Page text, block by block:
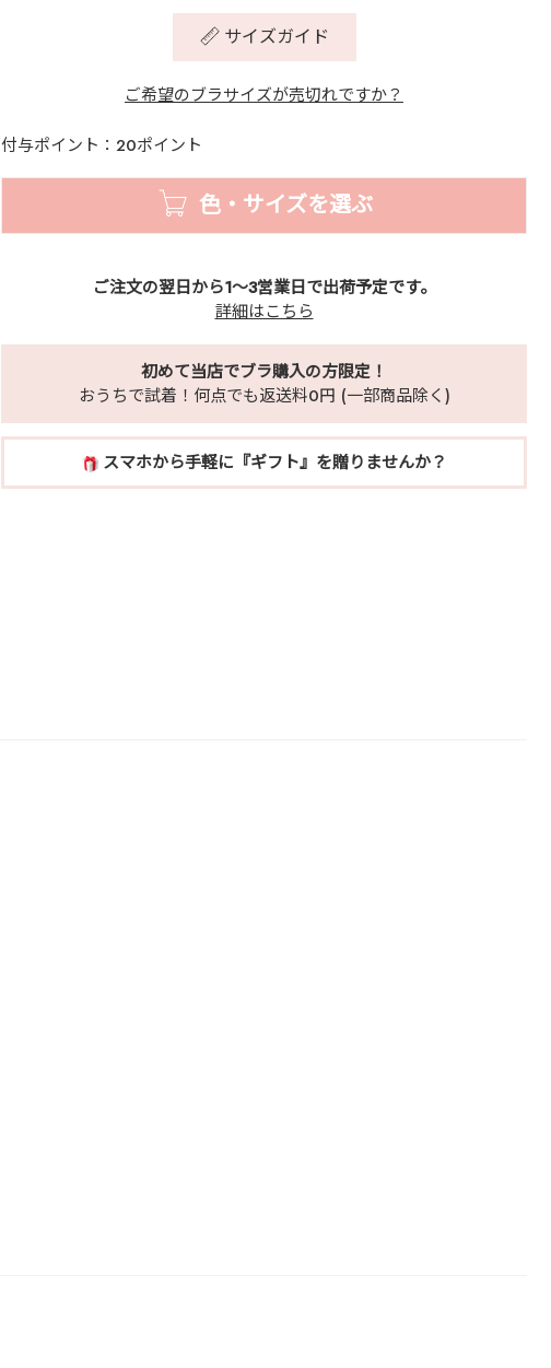
サイズガイド
ご希望のブラサイズが売切れですか？
付与ポイント：20ポイント
色・サイズを選ぶ
ご注文の翌日から1～3営業日で出荷予定です。
詳細はこちら
初めて当店でブラ購入の方限定！
おうちで試着！何点でも返送料0円 (一部商品除く)
スマホから手軽に『ギフト』を贈りませんか？